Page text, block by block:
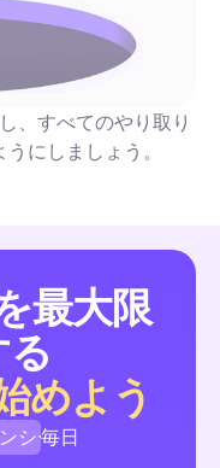
とマーケターのための
完全ガイド (2026)
ション戦術を提供するトッ
ル、コメント返信、モデ
よびオートメーションの
、今週実行できる1〜2ス
ケター向けエンゲー
ック
イドには、すぐに使えるコ
に関するプレイブック、
ードが含まれています。
ンを迅速かつ安全に開始・
、すべてのやり取り
にしましょう。
最大限
めよう
シー毎日